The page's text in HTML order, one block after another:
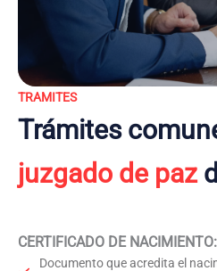
TRAMITES
Trámites
juzgado de paz
CERTIFICADO DE NACIMIENTO:
Documento que acredita el